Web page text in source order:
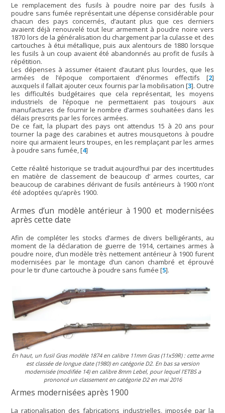
Le remplacement des fusils à poudre noire par des fusils à
poudre sans fumée représentait une dépense considérable pour
chacun des pays concernés, d’autant plus que ces derniers
avaient déjà renouvelé tout leur armement à poudre noire vers
1870 lors de la généralisation du chargement par la culasse et des
cartouches à étui métallique, puis aux alentours de 1880 lorsque
les fusils à un coup avaient été abandonnés au profit de fusils à
répétition.
Les dépenses à assumer étaient d’autant plus lourdes, que les
armées de l’époque comportaient d’énormes effectifs [2]
auxquels il fallait ajouter ceux fournis par la mobilisation [3]. Outre
les difficultés budgétaires que cela représentait, les moyens
industriels de l’époque ne permettaient pas toujours aux
manufactures de fournir le nombre d’armes souhaitées dans les
délais prescrits par les forces armées.
De ce fait, la plupart des pays ont attendus 15 à 20 ans pour
tourner la page des carabines et autres mousquetons à poudre
noire qui armaient leurs troupes, en les remplaçant par les armes
à poudre sans fumée,[4]
Cette réalité historique se traduit aujourd’hui par des incertitudes
en matière de classement de beaucoup d’ armes courtes, car
beaucoup de carabines dérivant de fusils antérieurs à 1900 n’ont
été adoptées qu’après 1900.
Armes d’un modèle antérieur à 1900 et modernisées
après cette date
Afin de compléter les stocks d’armes de divers belligérants, au
moment de la déclaration de guerre de 1914, certaines armes à
poudre noire, d’un modèle très nettement antérieur à 1900 furent
modernisées par le montage d’un canon chambré et éprouvé
pour le tir d’une cartouche à poudre sans fumée [5].
En haut, un fusil Gras modèle 1874 en calibre 11mm Gras (11x59R) : cette arme
est classée de longue date (1980) en catégorie D2. En bas sa version
modernisée (modifiée 14) en calibre 8mm Lebel, pour lequel l’ETBS a
prononcé un classement en catégorie D2 en mai 2016
Armes modernisées après 1900
La rationalisation des fabrications industrielles, imposée par la